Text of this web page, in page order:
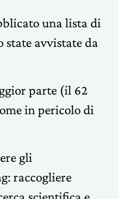
una lista di
state avvistate da
parte (il 62
in pericolo di
gli
raccogliere